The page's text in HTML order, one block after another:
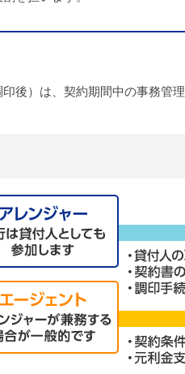
後）は、契約期間中の事務管